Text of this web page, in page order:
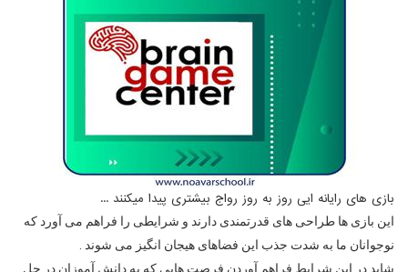
بازی های رایانه ایی روز به روز رواج بیشتری پیدا میکنند ...
نوجوانان ما به شدت جذب این فضاهای هیجان انگیز می شوند .